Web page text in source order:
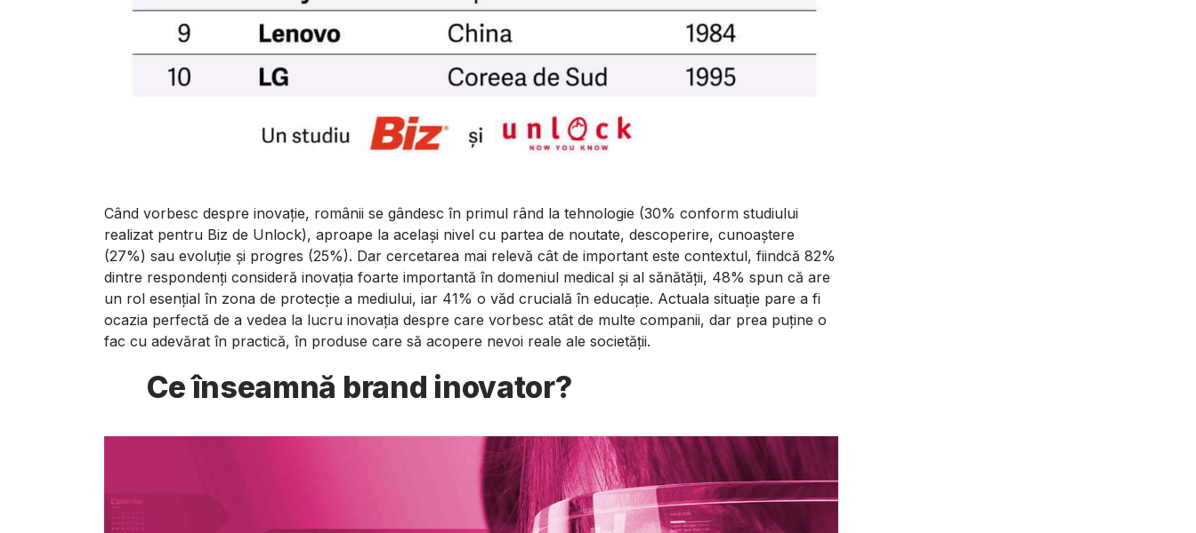
Când vorbesc despre inovație, românii se gândesc în primul rând la tehnologie (30% conform studiului
realizat pentru Biz de Unlock), aproape la același nivel cu partea de noutate, descoperire, cunoaștere
(27%) sau evoluție și progres (25%). Dar cercetarea mai relevă cât de important este contextul, fiindcă 82%
dintre respondenți consideră inovația foarte importantă în domeniul medical și al sănătății, 48% spun că are
un rol esențial în zona de protecție a mediului, iar 41% o văd crucială în educație. Actuala situație pare a fi
ocazia perfectă de a vedea la lucru inovația despre care vorbesc atât de multe companii, dar prea puține o
fac cu adevărat în practică, în produse care să acopere nevoi reale ale societății.
Ce înseamnă brand inovator?